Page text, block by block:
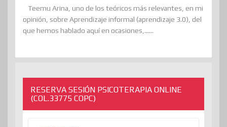
Teemu Arina, uno de los teóricos más relevantes, en mi
opinión, sobre Aprendizaje informal (aprendizaje 3.0), del
que hemos hablado aquí en ocasiones,......
RESERVA SESIÓN PSICOTERAPIA ONLINE
(COL.33775 COPC)